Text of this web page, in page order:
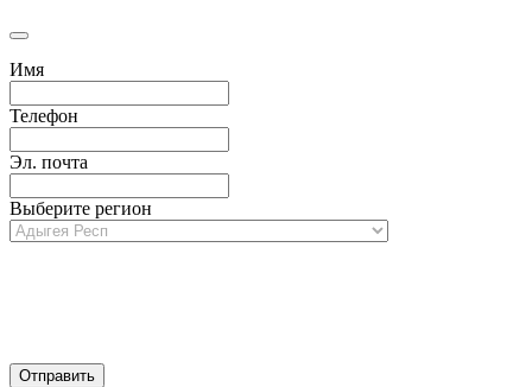
Имя
Телефон
Эл. почта
Выберите регион